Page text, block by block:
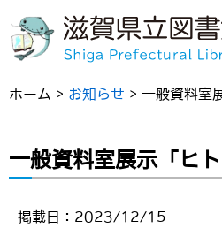
ホーム > お知らせ > 一般資料室
一般資料室展示「ヒト
掲載日：2023/12/15